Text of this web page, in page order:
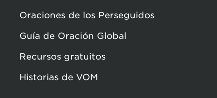
Oraciones de los Perseguidos
Guía de Oración Global
Recursos gratuitos
Historias de VOM